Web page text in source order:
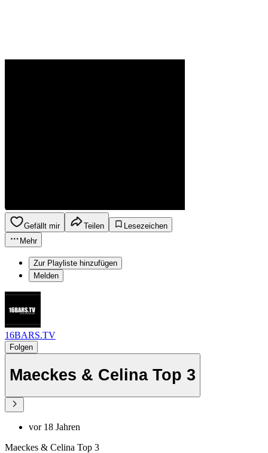
Gefällt mir Teilen
Lesezeichen
Mehr
Zur Playliste hinzufügen
Melden
16BARS.TV
Folgen
Maeckes & Celina Top 3
vor 18 Jahren
Maeckes & Celina Top 3